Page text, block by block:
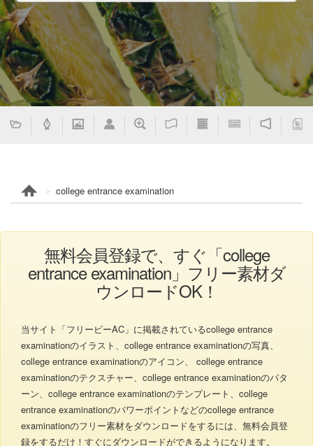
college entrance examination
無料会員登録で、すぐ「college
entrance examination」フリー素材ダ
ウンロードOK！
当サイト「フリービーAC」に掲載されているcollege entrance
examinationのイラスト、college entrance examinationの写真、
college entrance examinationのアイコン、 college entrance
examinationのテクスチャー、college entrance examinationのパタ
ーン、college entrance examinationのテンプレート、college
entrance examinationのパワーポイントなどのcollege entrance
examinationのフリー素材をダウンロードをするには、無料会員登
録をするだけ！すぐにダウンロードができるようになります。